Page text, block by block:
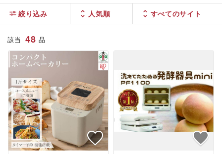
絞り込み 人気順
該当 48 品